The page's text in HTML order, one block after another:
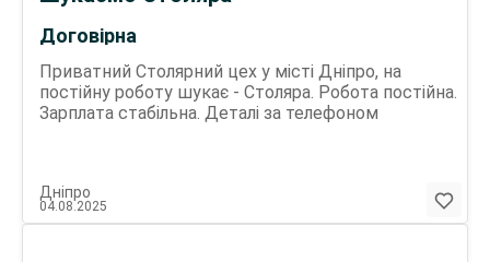
Договірна
Приватний Столярний цех у місті Дніпро, на
постійну роботу шукає - Столяра. Робота постійна.
Зарплата стабільна. Деталі за телефоном
Дніпро
04.08.2025